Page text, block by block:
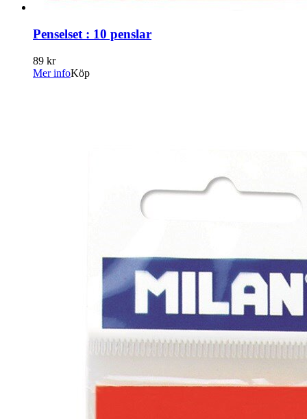
Penselset : 10 penslar
89 kr
Mer infoKöp